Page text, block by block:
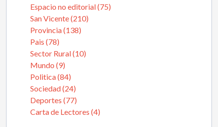
Espacio no editorial (75)
San Vicente (210)
Provincia (138)
Pais (78)
Sector Rural (10)
Mundo (9)
Politica (84)
Sociedad (24)
Deportes (77)
Carta de Lectores (4)